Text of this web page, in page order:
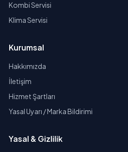
Kombi Servisi
Klima Servisi
Kurumsal
Hakkımızda
İletişim
Hizmet Şartları
Yasal Uyarı / Marka Bildirimi
Yasal & Gizlilik